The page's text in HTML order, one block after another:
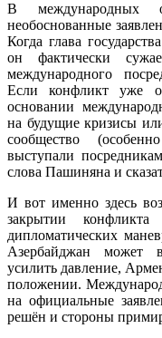
В международных
необоснованные
Когда глава
он фактически
международного
Если конфликт уже
основании
на будущие кризисы
сообщество
выступали
слова Пашиняна и
И вот именно здесь
закрытии
дипломатических
Азербайджан может
усилить давление,
положении.
на официальные
решён и стороны